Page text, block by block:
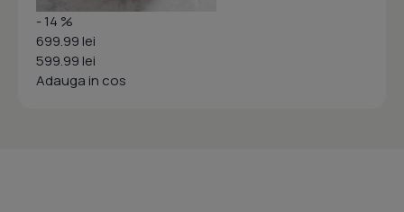
- 14 %
699.99 lei
599.99 lei
Adauga in cos